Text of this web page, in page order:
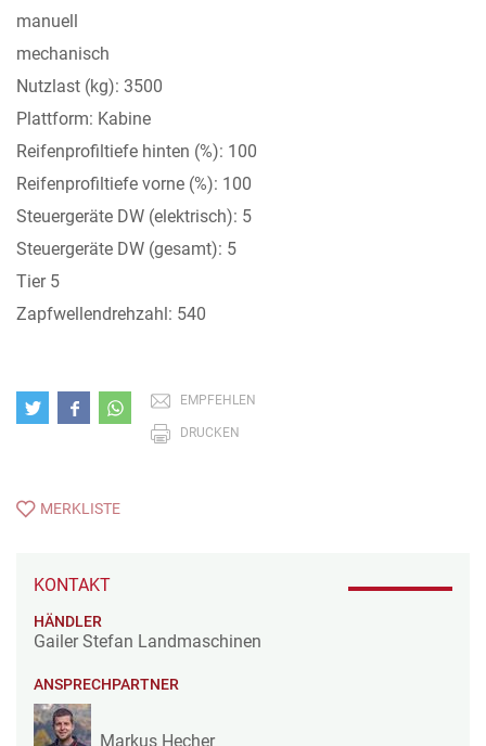
manuell
mechanisch
Nutzlast (kg): 3500
Plattform: Kabine
Reifenprofiltiefe hinten (%): 100
Reifenprofiltiefe vorne (%): 100
Steuergeräte DW (elektrisch): 5
Steuergeräte DW (gesamt): 5
Tier 5
Zapfwellendrehzahl: 540
EMPFEHLEN
DRUCKEN
MERKLISTE
KONTAKT
HÄNDLER
Gailer Stefan Landmaschinen
ANSPRECHPARTNER
Markus Hecher